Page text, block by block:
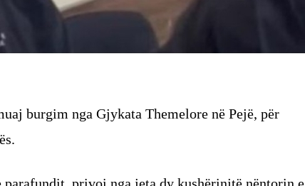
burgim nga Gjykata Themelore në Pejë, për